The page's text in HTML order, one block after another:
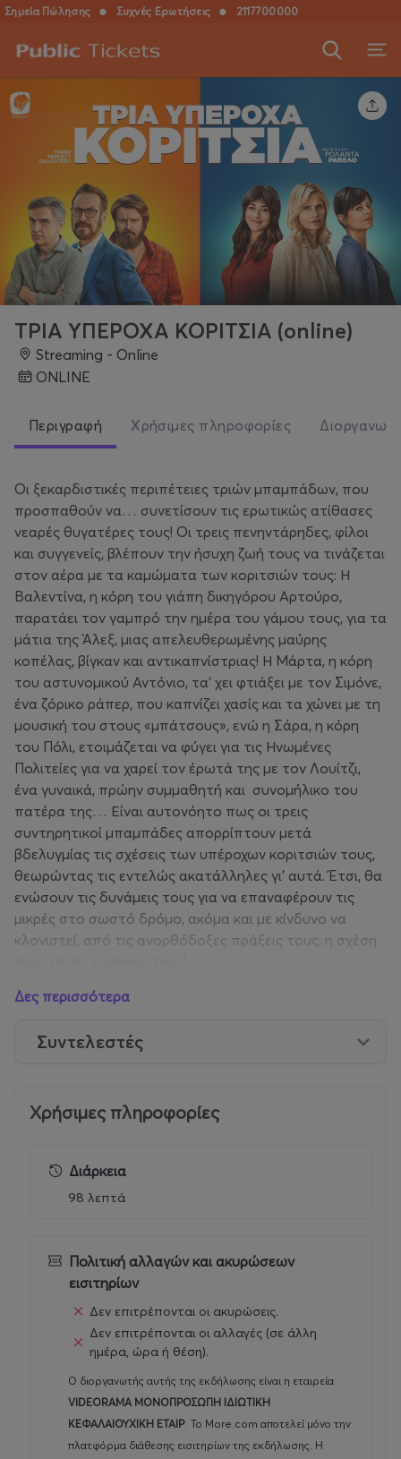
Σημεία Πώλησης ● Συχνές Ερωτήσεις ● 2117700000
ΤΡΙΑ ΥΠΕΡΟΧΑ ΚΟΡΙΤΣΙΑ (online)
Streaming - Online
ONLINE
Περιγραφή Χρήσιμες πληροφορίες
Οι ξεκαρδιστικές περιπέτειες τριών μπαμπάδων, που
προσπαθούν να… συνετίσουν τις ερωτικώς ατίθασες
νεαρές θυγατέρες τους! Οι τρεις πενηντάρηδες, φίλοι
και συγγενείς, βλέπουν την ήσυχη ζωή τους να τινάζεται
στον αέρα με τα καμώματα των κοριτσιών τους: Η
Βαλεντίνα, η κόρη του γιάπη δικηγόρου Αρτούρο,
παρατάει τον γαμπρό την ημέρα του γάμου τους, για τα
μάτια της Άλεξ, μιας απελευθερωμένης μαύρης
κοπέλας, βίγκαν και αντικαπνίστριας! Η Μάρτα, η κόρη
του αστυνομικού Αντόνιο, τα’ χει φτιάξει με τον Σιμόνε,
ένα ζόρικο ράπερ, που καπνίζει χασίς και τα χώνει με τη
μουσική του στους «μπάτσους», ενώ η Σάρα, η κόρη
του Πόλι, ετοιμάζεται να φύγει για τις Ηνωμένες
Πολιτείες για να χαρεί τον έρωτά της με τον Λουίτζι,
ένα γυναικά, πρώην συμμαθητή και συνομήλικο του
πατέρα της… Είναι αυτονόητο πως οι τρεις
συντηρητικοί μπαμπάδες απορρίπτουν μετά
βδελυγμίας τις σχέσεις των υπέροχων κοριτσιών τους,
θεωρώντας τις εντελώς ακατάλληλες γι’ αυτά. Έτσι, θα
ενώσουν τις δυνάμεις τους για να επαναφέρουν τις
μικρές στο σωστό δρόμο, ακόμα και με κίνδυνο να
κλονιστεί, από τις ανορθόδοξες πράξεις τους, η σχέση
Δες περισσότερα
Συντελεστές
Χρήσιμες πληροφορίες
Διάρκεια
98 λεπτά
Πολιτική αλλαγών και ακυρώσεων
εισιτηρίων
Δεν επιτρέπονται οι ακυρώσεις.
Δεν επιτρέπονται οι αλλαγές (σε άλλη
ημέρα, ώρα ή θέση).
Ο διοργανωτής αυτής της εκδήλωσης είναι η εταιρεία
VIDEORAMA ΜΟΝΟΠΡΟΣΩΠΗ ΙΔΙΩΤΙΚΗ
ΚΕΦΑΛΑΙΟΥΧΙΚΗ ΕΤΑΙΡ. Το More.com αποτελεί μόνο την
πλατφόρμα διάθεσης εισιτηρίων της εκδήλωσης. Η